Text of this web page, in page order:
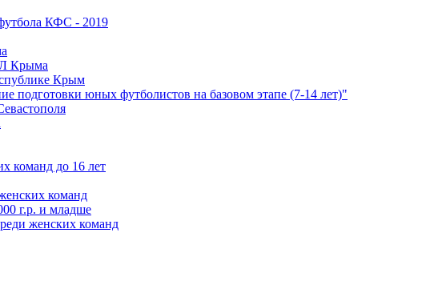
КФС - 2019
Крыма
Крым
подготовки юных футболистов на базовом этапе (7-14 лет)"
команд до 16 лет
команд
г.р. и младше
женских команд